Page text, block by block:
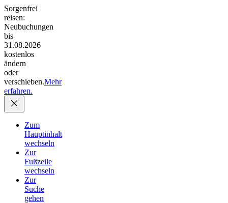
Sorgenfrei
reisen:
Neubuchungen
bis
31.08.2026
kostenlos
ändern
oder
verschieben.Mehr
erfahren.
Zum
Hauptinhalt
wechseln
Zur
Fußzeile
wechseln
Zur
Suche
gehen